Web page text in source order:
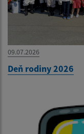
09.07.2026
Deň rodiny 2026